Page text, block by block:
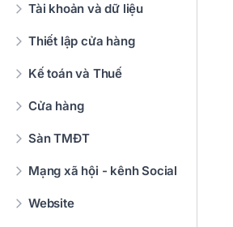
Tài khoản và dữ liệu
Thiết lập cửa hàng
Kế toán và Thuế
Cửa hàng
Sàn TMĐT
Mạng xã hội - kênh Social
Website